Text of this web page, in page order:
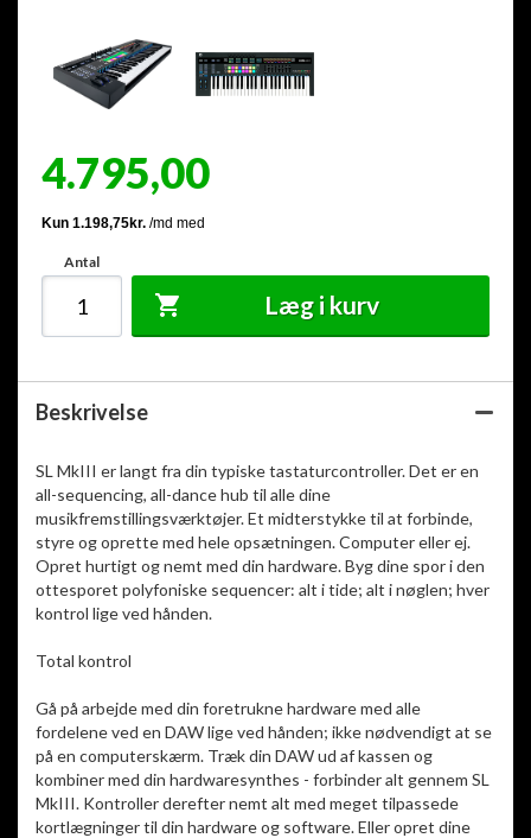
4.795,00
Antal
Læg i kurv
Beskrivelse
SL MkIII er langt fra din typiske tastaturcontroller. Det er en
all-sequencing, all-dance hub til alle dine
musikfremstillingsværktøjer. Et midterstykke til at forbinde,
styre og oprette med hele opsætningen. Computer eller ej.
Opret hurtigt og nemt med din hardware. Byg dine spor i den
ottesporet polyfoniske sequencer: alt i tide; alt i nøglen; hver
kontrol lige ved hånden.
Total kontrol
Gå på arbejde med din foretrukne hardware med alle
fordelene ved en DAW lige ved hånden; ikke nødvendigt at se
på en computerskærm. Træk din DAW ud af kassen og
kombiner med din hardwaresynthes - forbinder alt gennem SL
MkIII. Kontroller derefter nemt alt med meget tilpassede
kortlægninger til din hardware og software. Eller opret dine